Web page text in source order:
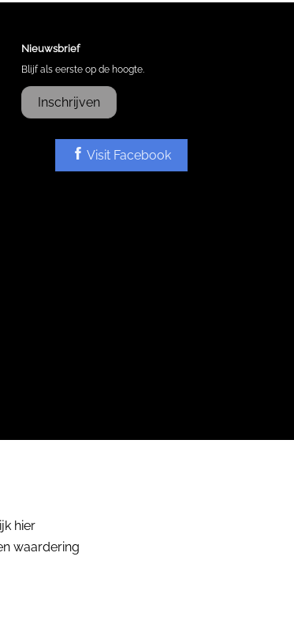
Nieuwsbrief
Blijf als eerste op de hoogte.
Inschrijven
Visit Facebook
hier
waardering